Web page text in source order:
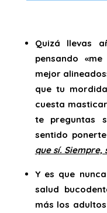
Quizá llevas
pensando
mejor
que tu
cuesta
te preguntas
sentido
que sí. Siempre,
Y es que
salud
más los